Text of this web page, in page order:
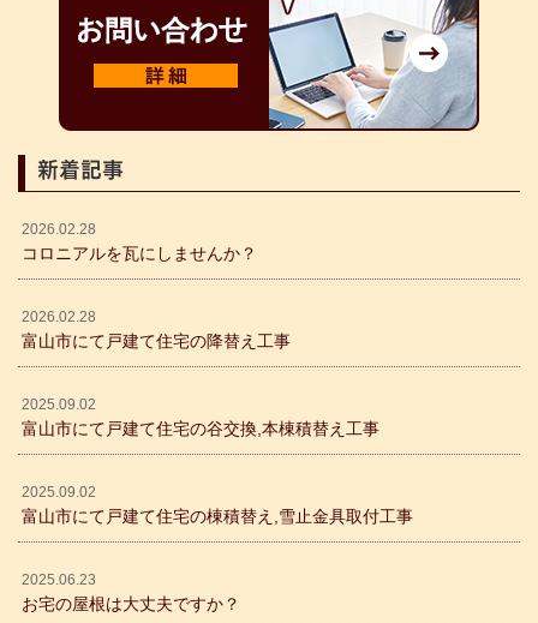
新着記事
2026.02.28
コロニアルを瓦にしませんか？
2026.02.28
富山市にて戸建て住宅の降替え工事
2025.09.02
富山市にて戸建て住宅の谷交換,本棟積替え工事
2025.09.02
富山市にて戸建て住宅の棟積替え,雪止金具取付工事
2025.06.23
お宅の屋根は大丈夫ですか？